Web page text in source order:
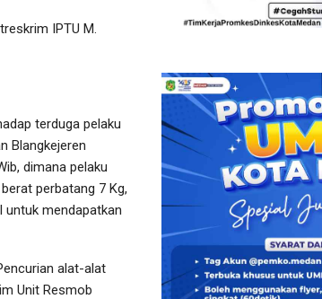
IPTU M.
terduga pelaku
Blangkejeren
dimana pelaku
perbatang 7 Kg,
untuk mendapatkan
alat-alat
Unit Resmob